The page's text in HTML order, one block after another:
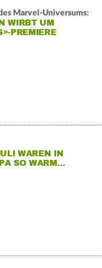
Marvel-Universums:
WIRBT UM
PREMIERE
WAREN IN
SO WARM…